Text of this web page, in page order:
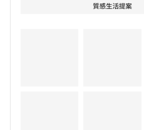
質感生活提案